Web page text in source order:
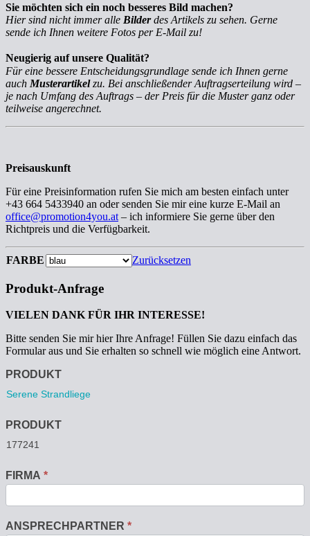
Sie möchten sich ein noch besseres Bild machen?
Hier sind nicht immer alle Bilderdes Artikels zu sehen. Gerne
sende ich Ihnen weitere Fotos per E-Mail zu!
Neugierig auf unsere Qualität?
Für eine bessere Entscheidungsgrundlage sende ich Ihnen gerne
auch Musterartikelzu. Bei anschließender Auftragserteilung wird –
je nach Umfang des Auftrags – der Preis für die Muster ganz oder
teilweise angerechnet.
Preisauskunft
Für eine Preisinformation rufen Sie mich am besten einfach unter
+43 664 5433940 an oder senden Sie mir eine kurze E-Mail an
office@promotion4you.at – ich informiere Sie gerne über den
Richtpreis und die Verfügbarkeit.
FARBE Zurücksetzen
Produkt-Anfrage
VIELEN DANK FÜR IHR INTERESSE!
Bitte senden Sie mir hier Ihre Anfrage! Füllen Sie dazu einfach das
Formular aus und Sie erhalten so schnell wie möglich eine Antwort.
Anfrage
PRODUKT
PRODUKT
FIRMA *
ANSPRECHPARTNER *